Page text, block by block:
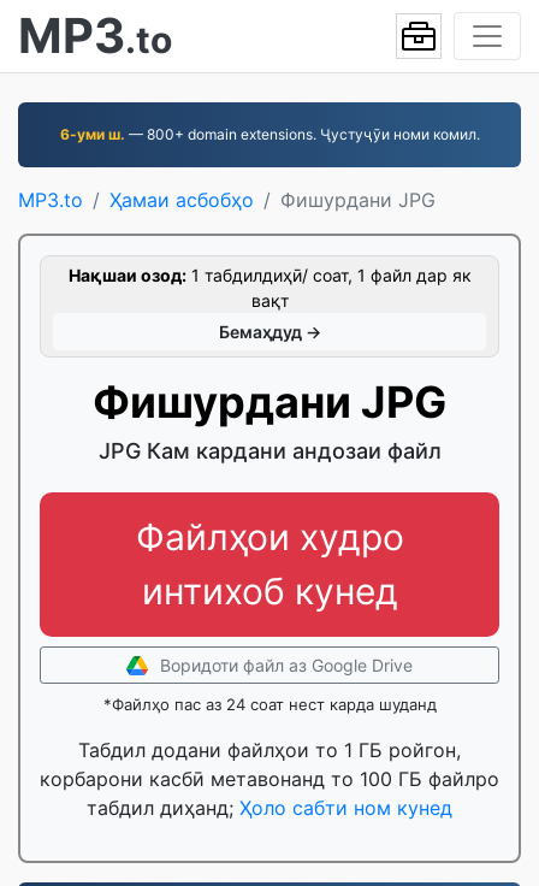
MP3.to
6-уми ш. — 800+ domain extensions. Ҷустуҷӯи номи комил.
MP3.to Ҳамаи асбобҳо Фишурдани JPG
Нақшаи озод:1 табдилдиҳӣ/ соат, 1 файл дар як
вақт
Бемаҳдуд →
Фишурдани JPG
JPG Кам кардани андозаи файл
Файлҳои худро
интихоб кунед
Воридоти файл аз Google Drive
*Файлҳо пас аз 24 соат нест карда шуданд
Табдил додани файлҳои то 1 ГБ ройгон,
корбарони касбӣ метавонанд то 100 ГБ файлро
табдил диҳанд; Ҳоло сабти ном кунед